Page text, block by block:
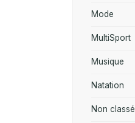
Mode
MultiSport
Musique
Natation
Non classé